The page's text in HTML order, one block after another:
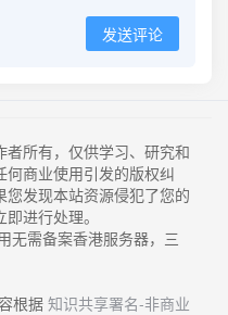
发送评论
所有，仅供学习、研究和
商业使用引发的版权纠
发现本站资源侵犯了您的
进行处理。
无需备案香港服务器，三
根据 知识共享署名-非商业